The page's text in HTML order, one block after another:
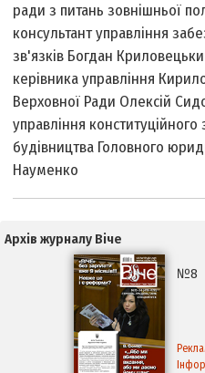
ради з питань зовнішньої
консультант управління
зв'язків Богдан
керівника управління
Верховної Ради Олексій
управління
будівництва Головного
Науменко
Архів журналу Віче
№8